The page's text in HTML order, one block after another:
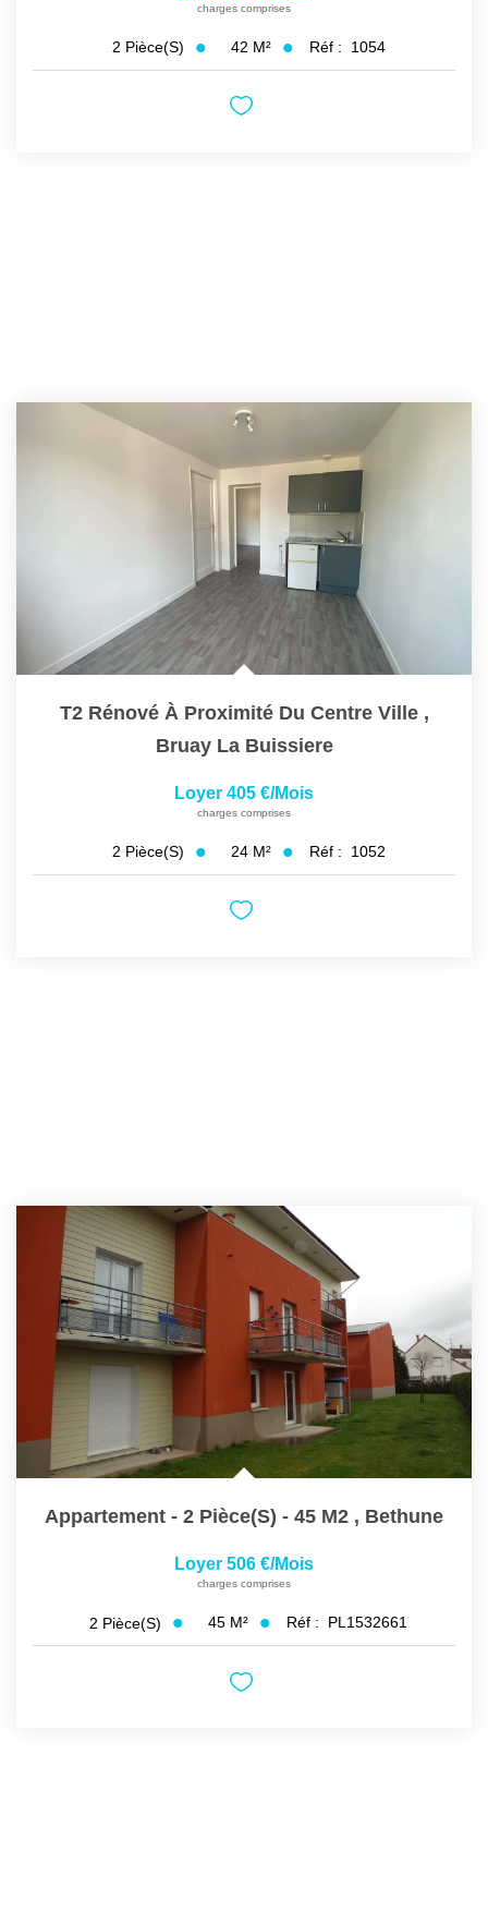
charges comprises
2 Pièce(s) 42 M² Réf : 1054
T2 Rénové À Proximité Du Centre Ville ,
Bruay La Buissiere
Loyer 405 €/mois
charges comprises
2 Pièce(s) 24 M² Réf : 1052
Appartement - 2 Pièce(s) - 45 M2 , Bethune
Loyer 506 €/mois
charges comprises
2 Pièce(s) 45 M² Réf : PL1532661